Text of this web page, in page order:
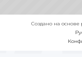
Создано на основе